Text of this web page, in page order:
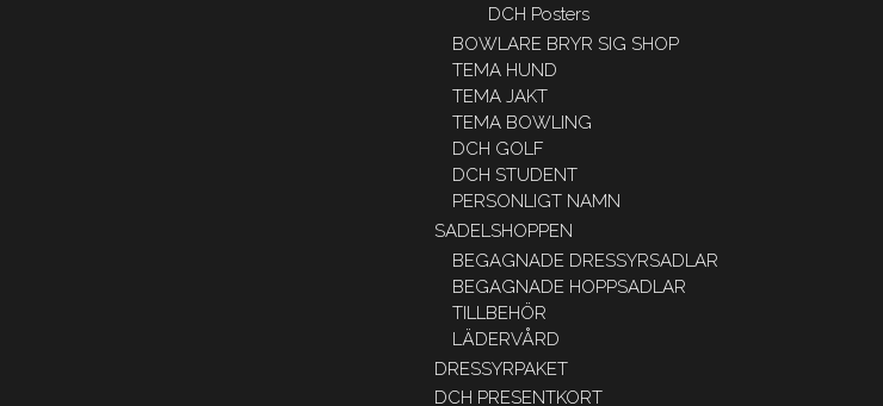
DCH Posters
BOWLARE BRYR SIG SHOP
TEMA HUND
TEMA JAKT
TEMA BOWLING
DCH GOLF
DCH STUDENT
PERSONLIGT NAMN
SADELSHOPPEN
BEGAGNADE DRESSYRSADLAR
BEGAGNADE HOPPSADLAR
TILLBEHÖR
LÄDERVÅRD
DRESSYRPAKET
DCH PRESENTKORT